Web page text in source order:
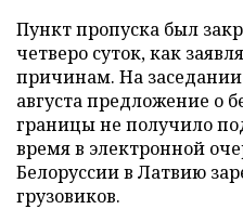
Пункт пропуска был
четверо суток, как
причинам. На
августа предложение о
границы не получило
время в электронной
Белоруссии в Латвию
грузовиков.